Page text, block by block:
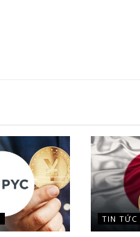
TIN TỨC